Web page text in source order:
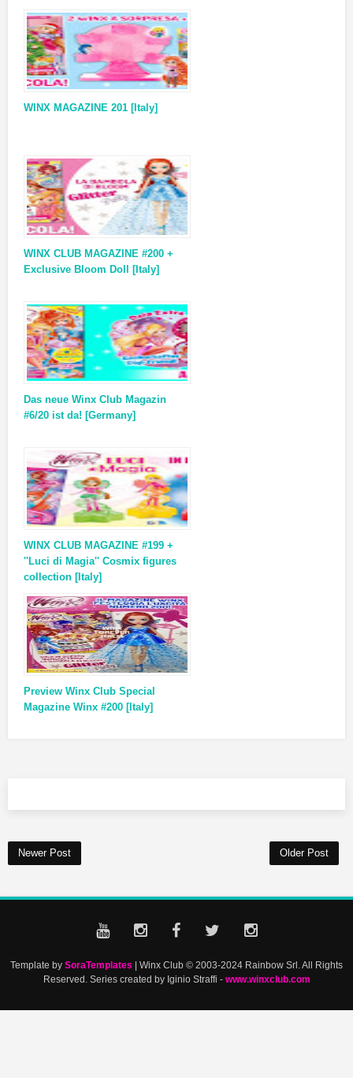
WINX MAGAZINE 201 [Italy]
WINX CLUB MAGAZINE #200 +
Exclusive Bloom Doll [Italy]
Das neue Winx Club Magazin
#6/20 ist da! [Germany]
WINX CLUB MAGAZINE #199 +
''Luci di Magia'' Cosmix figures
collection [Italy]
Preview Winx Club Special
Magazine Winx #200 [Italy]
Newer Post Older Post
Template by SoraTemplates | Winx Club © 2003-2024 Rainbow Srl. All Rights
Reserved. Series created by Iginio Straffi - www.winxclub.com